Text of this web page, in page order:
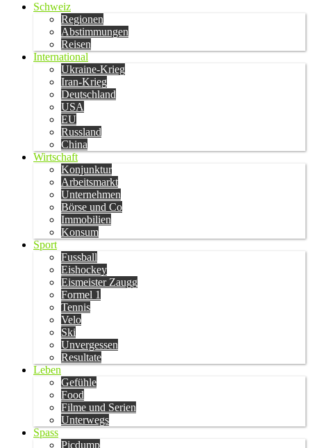
Schweiz
Regionen
Abstimmungen
Reisen
International
Ukraine-Krieg
Iran-Krieg
Deutschland
USA
EU
Russland
China
Wirtschaft
Konjunktur
Arbeitsmarkt
Unternehmen
Börse und Co
Immobilien
Konsum
Sport
Fussball
Eishockey
Eismeister Zaugg
Formel 1
Tennis
Velo
Ski
Unvergessen
Resultate
Leben
Gefühle
Food
Filme und Serien
Unterwegs
Spass
Picdump